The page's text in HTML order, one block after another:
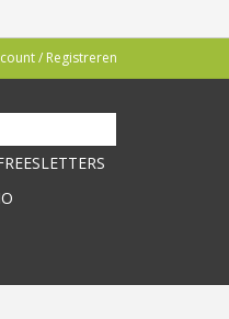
/ Registreren